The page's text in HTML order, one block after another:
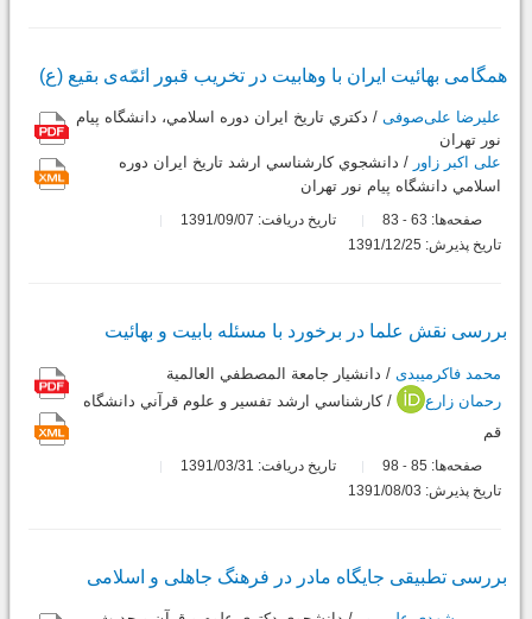
همگامی بهائیت ایران با وهابیت در تخریب قبور ائمّه‌ی بقیع (ع)
علیرضا علی‌صوفی / دكتري تاريخ ايران دوره اسلامي، دانشگاه پيام
نور تهران
علی اکبر زاور / دانشجوي كارشناسي ارشد تاريخ ايران دوره
اسلامي دانشگاه پيام نور تهران
صفحه‌ها: 63
-
تاریخ دریافت: 1391/09/07
تاریخ پذیرش: 1391/12/25
بررسی نقش علما در برخورد با مسئله بابیت و بهائیت
محمد فاکرمیبدی / دانشيار جامعة المصطفي العالمية
رحمان زارع
/ كارشناسي ارشد تفسير و علوم قرآني دانشگاه
قم
صفحه‌ها: 85
-
تاریخ دریافت: 1391/03/31
تاریخ پذیرش: 1391/08/03
بررسی تطبیقی جایگاه مادر در فرهنگ جاهلی و اسلامی